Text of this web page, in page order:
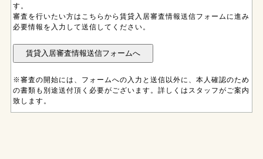
す。
審査を行いたい方はこちらから賃貸入居審査情報送信フォームに進み
必要情報を入力して送信してください。
※審査の開始には、フォームへの入力と送信以外に、本人確認のため
の書類も別途送付頂く必要がございます。詳しくはスタッフがご案内
致します。